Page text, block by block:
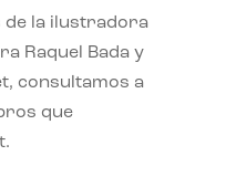
de la ilustradora
Raquel Bada y
consultamos a
que